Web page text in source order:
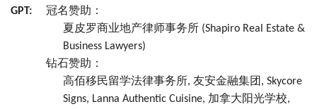
GPT:
冠名赞助：
夏皮罗商业地产律师事务所 (Shapiro Real Estate &
Business Lawyers)
钻石赞助：
高佰移民留学法律事务所, 友安金融集团, Skycore
Signs, Lanna Authentic Cuisine, 加拿大阳光学校,